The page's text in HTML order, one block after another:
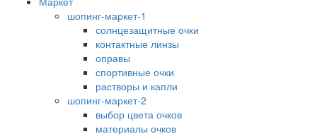
шопинг-маркет-1
солнцезащитные очки
контактные линзы
оправы
спортивные очки
растворы и капли
шопинг-маркет-2
выбор цвета очков
материалы очков